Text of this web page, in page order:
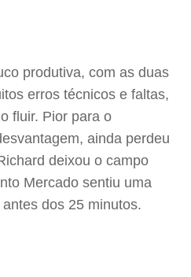
produtiva, com as duas
erros técnicos e faltas,
fluir. Pior para o
ainda perdeu
deixou o campo
Mercado sentiu uma
dos 25 minutos.